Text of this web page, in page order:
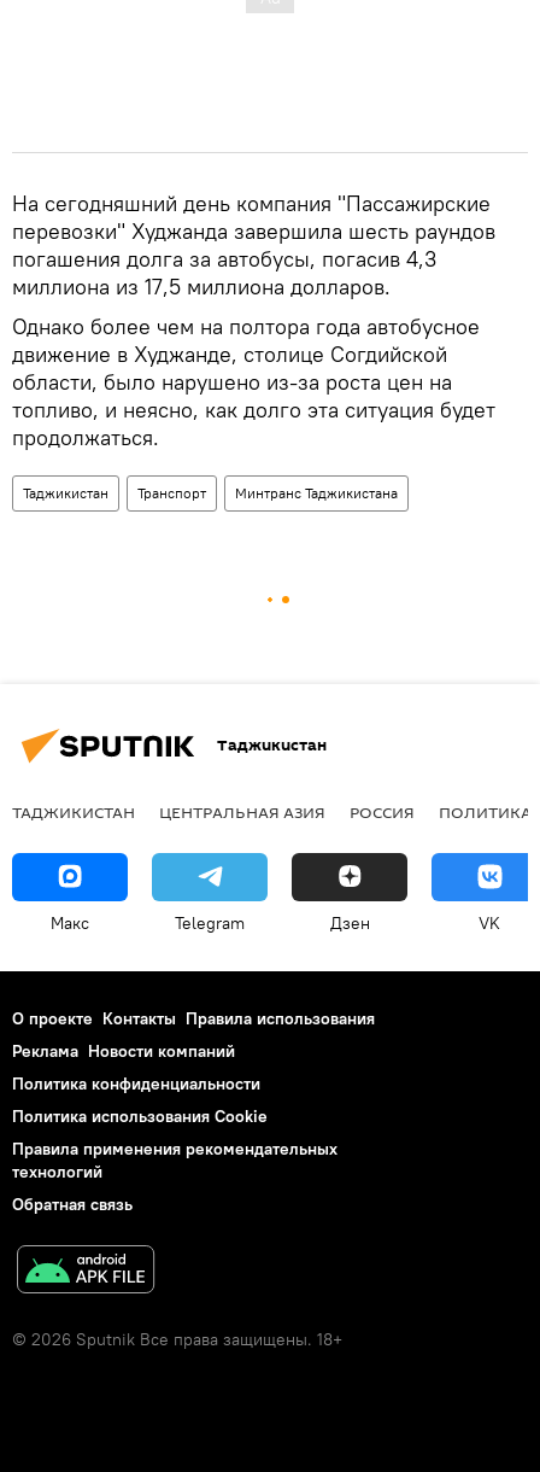
На сегодняшний день компания "Пассажирские
перевозки" Худжанда завершила шесть раундов
погашения долга за автобусы, погасив 4,3
миллиона из 17,5 миллиона долларов.
Однако более чем на полтора года автобусное
движение в Худжанде, столице Согдийской
области, было нарушено из-за роста цен на
топливо, и неясно, как долго эта ситуация будет
продолжаться.
Таджикистан Транспорт Минтранс Таджикистана
Таджикистан
ТАДЖИКИСТАН ЦЕНТРАЛЬНАЯ АЗИЯ РОССИЯ ПОЛИТИКА
Макс Telegram Дзен VK
О проекте Контакты Правила использования
Реклама Новости компаний
Политика конфиденциальности
Политика использования Cookie
Правила применения рекомендательных
технологий
Обратная связь
© 2026 Sputnik Все права защищены. 18+